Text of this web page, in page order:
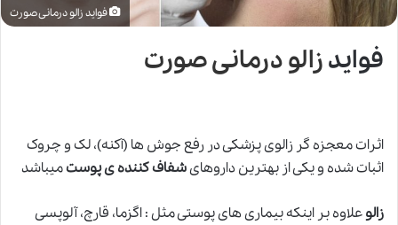
فواید زالو درمانی صورت
فوایدزالو درمانی صورت
اثرات معجزه گر زالوی پزشکی در رفع جوش ها (آکنه)، لک و چروک
اثبات شده و یکی از بهترین داروهایشفاف کننده ی پوستمیباشد
زالوعلاوه بر اینکه بیماری های پوستی مثل : اگزما، قارچ، آلوپسی